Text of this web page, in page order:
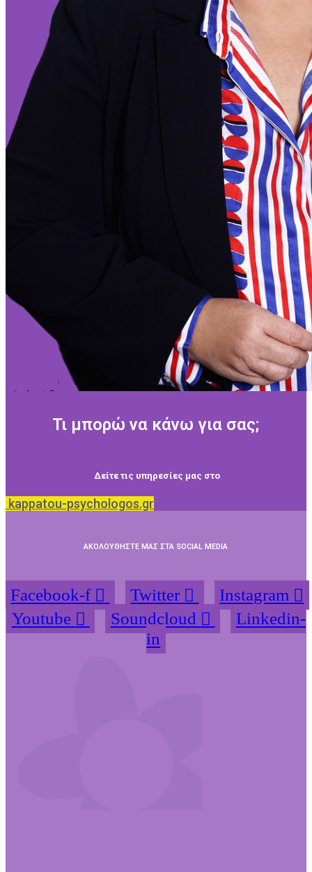
Τι μπορώ να κάνω για σας;
Δείτε τις υπηρεσίες μας στο
kappatou-psychologos.gr
ΑΚΟΛΟΥΘΗΣΤΕ ΜΑΣ ΣΤΑ SOCIAL MEDIA
Facebook-f Twitter
Instagram
Youtube
Soundcloud
Linkedin-
in